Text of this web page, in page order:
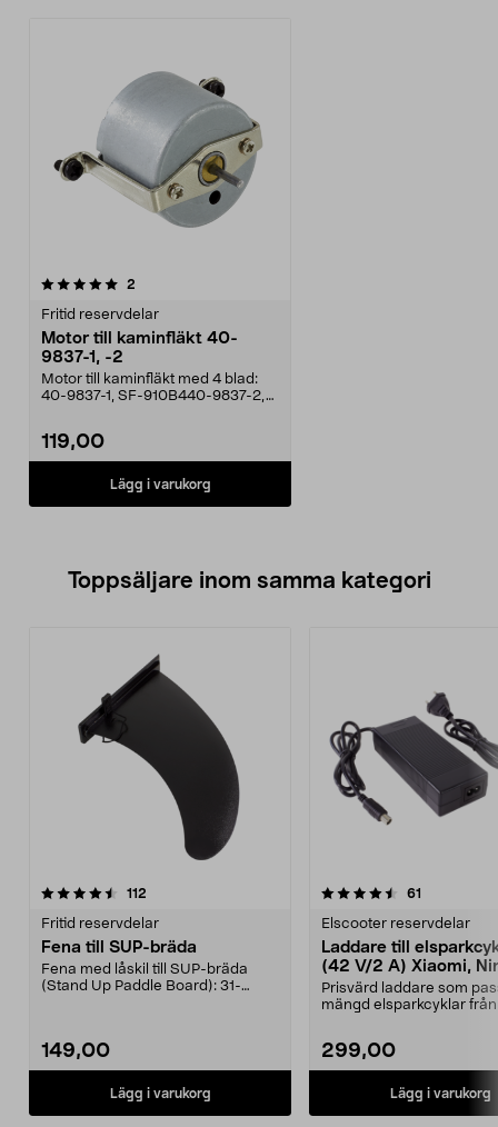
2
Fritid reservdelar
Motor till kaminfläkt 40-
9837-1, -2
Motor till kaminfläkt med 4 blad:
40-9837-1, SF-910B440-9837-2,
119,00
Lägg i varukorg
Toppsäljare inom samma kategori
112
Fritid reservdelar
Fena till SUP-bräda
Fena med låskil till SUP-bräda
(Stand Up Paddle Board): 31-
149,00
Lägg i varukorg
4.5 av 5 stjärnor 61
Elscooter reservdelar
Laddare till
(42 V/2 A) Xiaomi,
E-Way m.fl.
Prisvärd laddare som
mängd elsparkcyklar från
299,00
Lägg i varukorg
4.5 av 5 stjärnor